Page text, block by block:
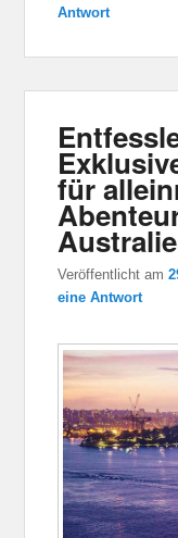
Antwort
für
Veröffentlicht am
eine Antwort